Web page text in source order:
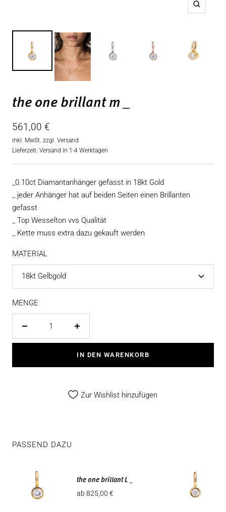
Zoom
the one brillant m _
Angebotspreis
561,00 €
inkl. MwSt. zzgl. Versand
Lieferzeit: Versand in 1-4 Werktagen
_0.10ct Diamantanhänger gefasst in 18kt Gold
_ jeder Anhänger hat auf beiden Seiten einen Brillanten
gefasst
_ Top Wesselton vvs Qualität
_ Kette muss extra dazu gekauft werden
MATERIAL
18kt Gelbgold
MENGE
verringern
Menge
erhöhen
IN DEN WARENKORB
Zur Wishlist hinzufügen
PASSEND DAZU
the one brillant L _
Angebotspreis
ab 825,00 €